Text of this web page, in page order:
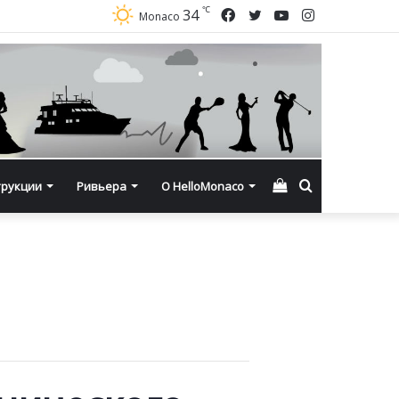
Instagram
YouTube
Twitter
Facebook
Monaco 34 ℃
Ривьера О HelloMonaco Смотреть